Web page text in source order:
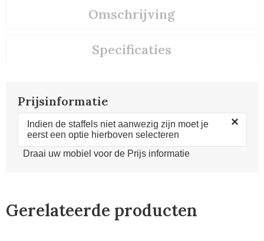
Omschrijving
Specificaties
Prijsinformatie
Indien de staffels niet aanwezig zijn moet je
eerst een optie hierboven selecteren
×
Draai uw mobiel voor de Prijs informatie
Gerelateerde producten